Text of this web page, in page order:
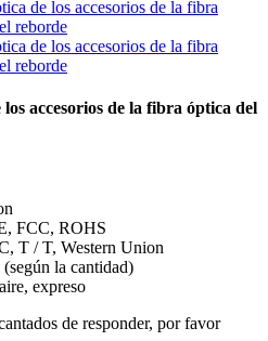
accesorios de la fibra óptica del
FCC, ROHS
T / T, Western Union
(según la cantidad)
expreso
de responder, por favor